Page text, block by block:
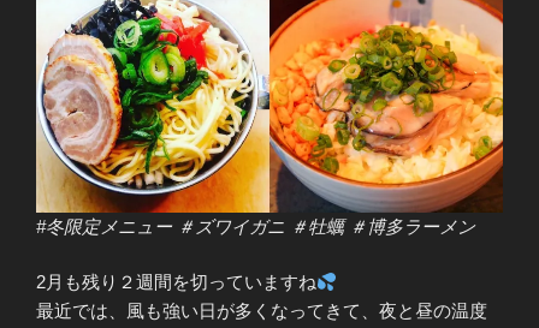
#冬限定メニュー ＃ズワイガニ ＃牡蠣 ＃博多ラーメン
2月も残り２週間を切っていますね
最近では、風も強い日が多くなってきて、夜と昼の温度